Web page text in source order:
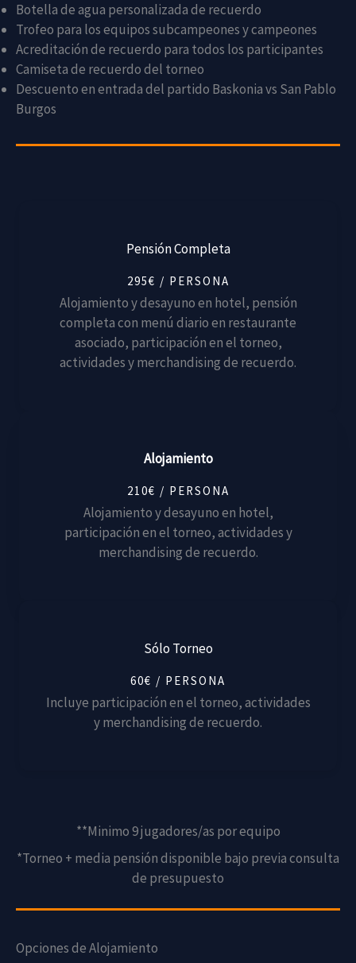
Botella de agua personalizada de recuerdo
Trofeo para los equipos subcampeones y campeones
Acreditación de recuerdo para todos los participantes
Camiseta de recuerdo del torneo
Descuento en entrada del partido Baskonia vs San Pablo
Burgos
Pensión Completa
295€ / PERSONA
Alojamiento y desayuno en hotel, pensión
completa con menú diario en restaurante
asociado, participación en el torneo,
actividades y merchandising de recuerdo.
Alojamiento
210€ / PERSONA
Alojamiento y desayuno en hotel,
participación en el torneo, actividades y
merchandising de recuerdo.
Sólo Torneo
60€ / PERSONA
Incluye participación en el torneo, actividades
y merchandising de recuerdo.
**Minimo 9 jugadores/as por equipo
*Torneo + media pensión disponible bajo previa consulta
de presupuesto
Opciones de Alojamiento